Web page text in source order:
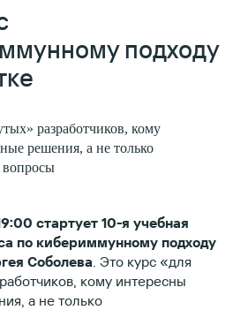
подходу
разработчиков, кому
решения, а не только
вопросы
стартует 10-я учебная
по кибериммунному подходу
Соболева. Это курс «для
кому интересны
а не только